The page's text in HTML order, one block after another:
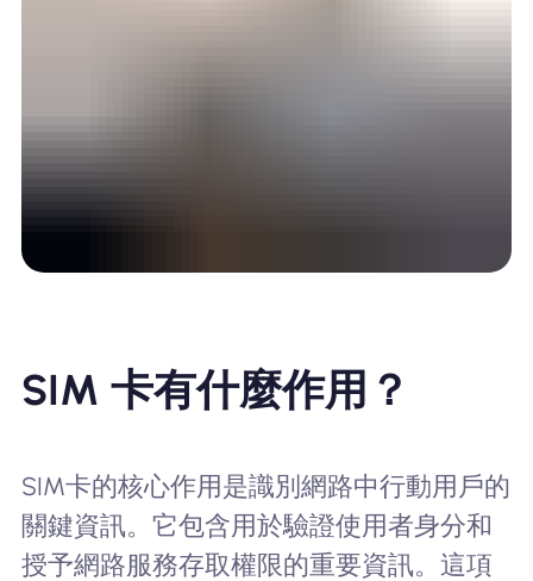
SIM 卡有什麼作用？
SIM卡的核心作用是識別網路中行動用戶的
關鍵資訊。它包含用於驗證使用者身分和
授予網路服務存取權限的重要資訊。這項